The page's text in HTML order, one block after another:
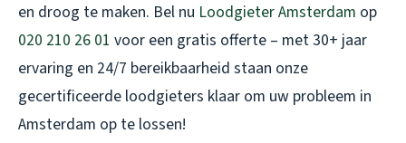
en droog te maken. Bel nu Loodgieter Amsterdam op
020 210 26 01 voor een gratis offerte – met 30+ jaar
ervaring en 24/7 bereikbaarheid staan onze
gecertificeerde loodgieters klaar om uw probleem in
Amsterdam op te lossen!